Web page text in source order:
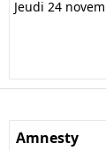
Jeudi 24
Amnesty